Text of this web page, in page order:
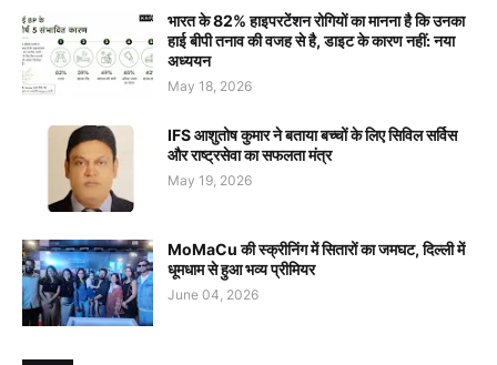
भारत के 82% हाइपरटेंशन रोगियों का मानना है कि उनका
हाई बीपी तनाव की वजह से है, डाइट के कारण नहीं: नया
अध्ययन
May 18, 2026
IFS आशुतोष कुमार ने बताया बच्चों के लिए सिविल सर्विस
और राष्ट्रसेवा का सफलता मंत्र
May 19, 2026
MoMaCu की स्क्रीनिंग में सितारों का जमघट, दिल्ली में
धूमधाम से हुआ भव्य प्रीमियर
June 04, 2026